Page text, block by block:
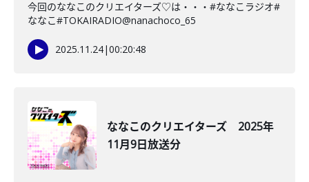
今回のななこのクリエイターズ♡は・・・#ななこラジオ#
ななこ#TOKAIRADIO@nanachoco_65
2025.11.24|00:20:48
ななこのクリエイターズ 2025年
11月9日放送分